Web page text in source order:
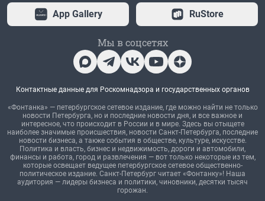
App Gallery RuStore
Мы в соцсетях
Контактные данные для Роскомнадзора и государственных органов
«Фонтанка» — петербургское сетевое издание, где можно найти не только
новости Петербурга, но и последние новости дня, и все важное и
интересное, что происходит в России и в мире. Здесь вы отыщете
наиболее значимые происшествия, новости Санкт-Петербурга, последние
новости бизнеса, а также события в обществе, культуре, искусстве.
Политика и власть, бизнес и недвижимость, дороги и автомобили,
финансы и работа, город и развлечения — вот только некоторые из тем,
которые освещает ведущее петербургское сетевое общественно-
политическое издание. Санкт-Петербург читает «Фонтанку»! Наша
аудитория — лидеры бизнеса и политики, чиновники, десятки тысяч
горожан.